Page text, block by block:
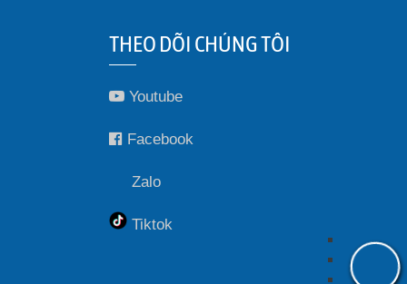
THEO DÕI CHÚNG TÔI
Youtube
Facebook
Zalo
Tiktok